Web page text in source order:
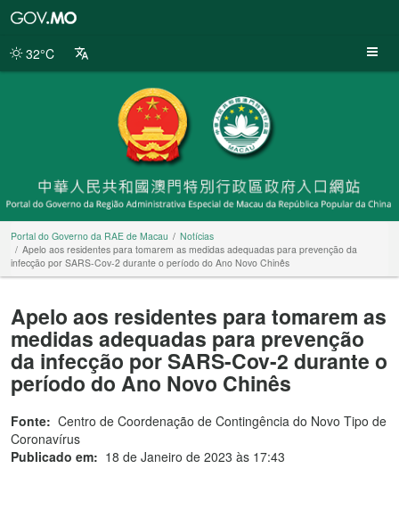
da
32°C
Portal do Governo da RAE de Macau
Notícias
Apelo aos residentes para tomarem as medidas adequadas para prevenção da
infecção por SARS-Cov-2 durante o período do Ano Novo Chinês
Apelo aos residentes para tomarem as
medidas adequadas para prevenção
da infecção por SARS-Cov-2 durante o
período do Ano Novo Chinês
Fonte: Centro de Coordenação de Contingência do Novo Tipo de
Coronavírus
Publicado em: 18 de Janeiro de 2023 às 17:43